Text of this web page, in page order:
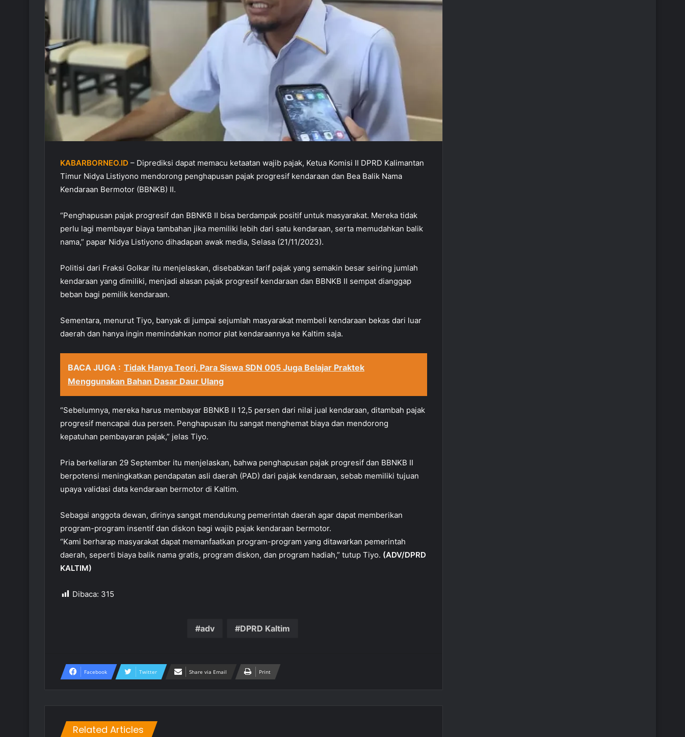
KABARBORNEO.ID – Diprediksi dapat memacu ketaatan wajib pajak, Ketua Komisi II DPRD Kalimantan
Timur Nidya Listiyono mendorong penghapusan pajak progresif kendaraan dan Bea Balik Nama
Kendaraan Bermotor (BBNKB) II.
“Penghapusan pajak progresif dan BBNKB II bisa berdampak positif untuk masyarakat. Mereka tidak
perlu lagi membayar biaya tambahan jika memiliki lebih dari satu kendaraan, serta memudahkan balik
nama,” papar Nidya Listiyono dihadapan awak media, Selasa (21/11/2023).
Politisi dari Fraksi Golkar itu menjelaskan, disebabkan tarif pajak yang semakin besar seiring jumlah
kendaraan yang dimiliki, menjadi alasan pajak progresif kendaraan dan BBNKB II sempat dianggap
beban bagi pemilik kendaraan.
Sementara, menurut Tiyo, banyak di jumpai sejumlah masyarakat membeli kendaraan bekas dari luar
daerah dan hanya ingin memindahkan nomor plat kendaraannya ke Kaltim saja.
BACA JUGA : Tidak Hanya Teori, Para Siswa SDN 005 Juga Belajar Praktek
Menggunakan Bahan Dasar Daur Ulang
“Sebelumnya, mereka harus membayar BBNKB II 12,5 persen dari nilai jual kendaraan, ditambah pajak
progresif mencapai dua persen. Penghapusan itu sangat menghemat biaya dan mendorong
kepatuhan pembayaran pajak,” jelas Tiyo.
Pria berkeliaran 29 September itu menjelaskan, bahwa penghapusan pajak progresif dan BBNKB II
berpotensi meningkatkan pendapatan asli daerah (PAD) dari pajak kendaraan, sebab memiliki tujuan
upaya validasi data kendaraan bermotor di Kaltim.
Sebagai anggota dewan, dirinya sangat mendukung pemerintah daerah agar dapat memberikan
program-program insentif dan diskon bagi wajib pajak kendaraan bermotor.
“Kami berharap masyarakat dapat memanfaatkan program-program yang ditawarkan pemerintah
daerah, seperti biaya balik nama gratis, program diskon, dan program hadiah,” tutup Tiyo. (ADV/DPRD
KALTIM)
Dibaca: 315
adv DPRD Kaltim
Facebook Twitter Share via Email Print
Related Articles